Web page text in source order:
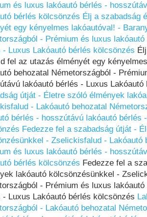
és luxus lakóautó bérlés -
bérlés kölcsönzés Élj a szabadság
egy kényelmes lakóautóval! -
- Prémium és luxus
- Luxus Lakóautó bérlés kölcsönzés
fel az utazás élményét egy
behozatal Németországból -
lakóautó bérlés - Luxus
útját - Életre szóló élmények
- Lakóautó behozatal
bérlés - hosszútávú lakóautó bérlés
Fedezze fel a szabadság útját -
- Zselickisfalud - Lakóautó
és luxus lakóautó bérlés -
bérlés kölcsönzés Fedezze fel a
lakóautó kölcsönzésünkkel -
- Prémium és luxus
- Luxus Lakóautó bérlés kölcsönzés
- Lakóautó behozatal